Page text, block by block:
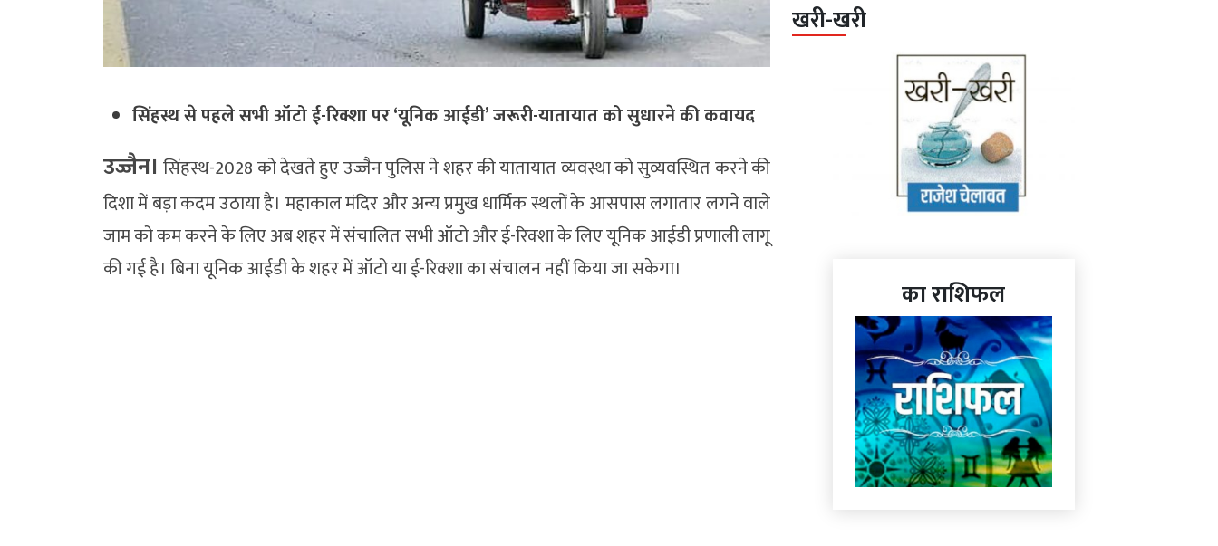
सिंहस्थ से पहले सभी ऑटो ई-रिक्शा पर ‘यूनिक आईडी’ जरूरी-यातायात को सुधारने की कवायद
उज्जैन। सिंहस्थ-2028 को देखते हुए उज्जैन पुलिस ने शहर की यातायात व्यवस्था को सुव्यवस्थित करने की
दिशा में बड़ा कदम उठाया है। महाकाल मंदिर और अन्य प्रमुख धार्मिक स्थलों के आसपास लगातार लगने वाले
जाम को कम करने के लिए अब शहर में संचालित सभी ऑटो और ई-रिक्शा के लिए यूनिक आईडी प्रणाली लागू
की गई है। बिना यूनिक आईडी के शहर में ऑटो या ई-रिक्शा का संचालन नहीं किया जा सकेगा।
खरी-खरी
का राशिफल